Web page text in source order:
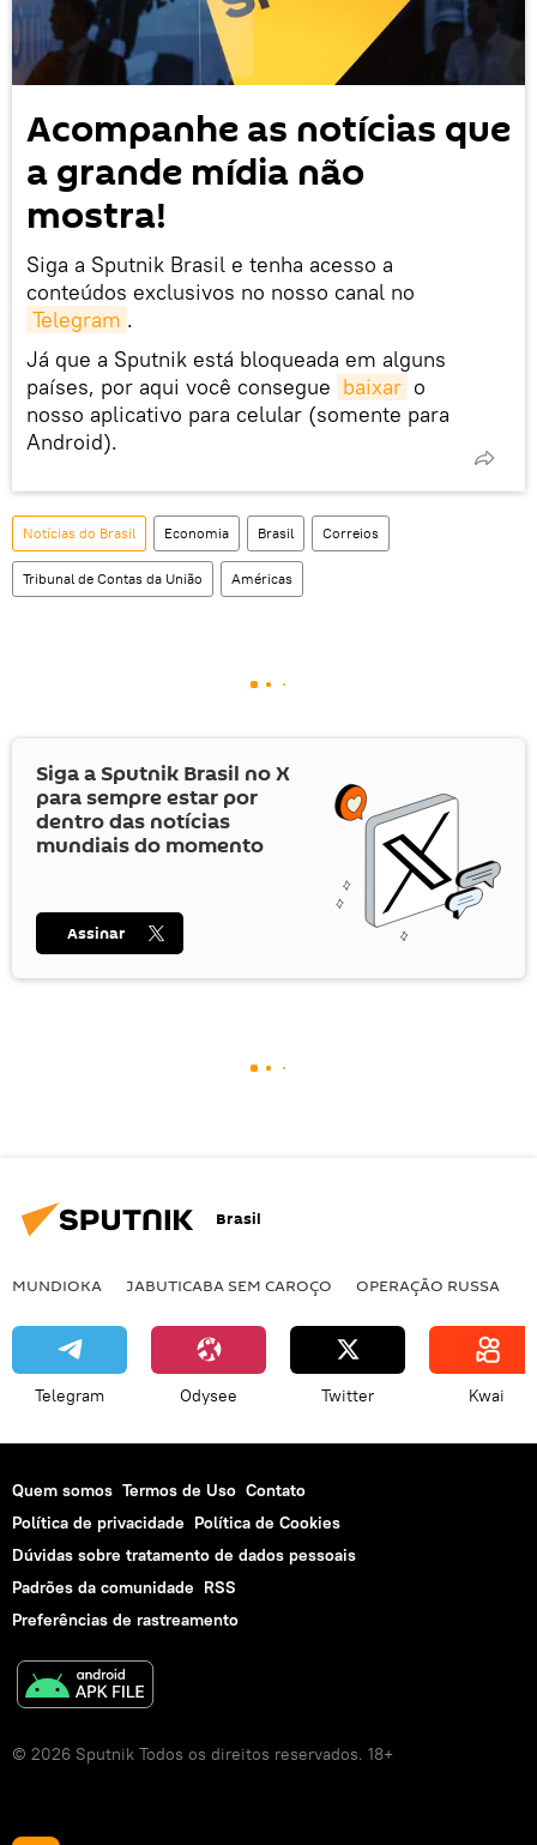
Acompanhe as notícias que
a grande mídia não
mostra!
Siga a Sputnik Brasil e tenha acesso a
conteúdos exclusivos no nosso canal no
Telegram .
Já que a Sputnik está bloqueada em alguns
países, por aqui você consegue baixar o
nosso aplicativo para celular (somente para
Android).
Notícias do Brasil Economia Brasil Correios
Tribunal de Contas da União Américas
Siga a Sputnik Brasil noX
para sempre estar por
dentro das notícias
mundiais do momento
Assinar
Brasil
MUNDIOKA JABUTICABA SEM CAROÇO OPERAÇÃO RUSSA
Telegram Odysee Twitter Kwai
Quem somos Termos de Uso Contato
Política de privacidade Política de Cookies
Dúvidas sobre tratamento de dados pessoais
Padrões da comunidade RSS
Preferências de rastreamento
© 2026 Sputnik Todos os direitos reservados. 18+